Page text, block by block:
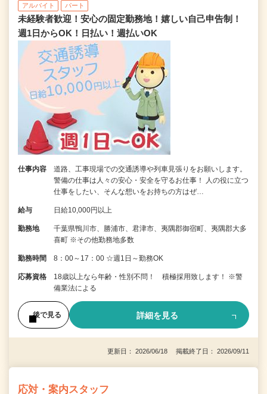
アルバイト パート
未経験者歓迎！安心の固定勤務地！嬉しい自己申告制！
週1日からOK！日払い！週払いOK
仕事内容
道路、工事現場での交通誘導や列車見張りをお願いします。
警備の仕事は人々の安心・安全を守るお仕事！ 人の役に立つ
仕事をしたい、そんな想いをお持ちの方はぜ…
給与 日給10,000円以上
勤務地
千葉県鴨川市、勝浦市、君津市、夷隅郡御宿町、夷隅郡大多
喜町 ※その他勤務地多数
勤務時間 8：00～17：00 ☆週1日～勤務OK
応募資格
18歳以上なら年齢・性別不問！ 積極採用致します！ ※警
備業法による
後で見る 詳細を見る
更新日： 2026/06/18 掲載終了日： 2026/09/11
応対・案内スタッフ